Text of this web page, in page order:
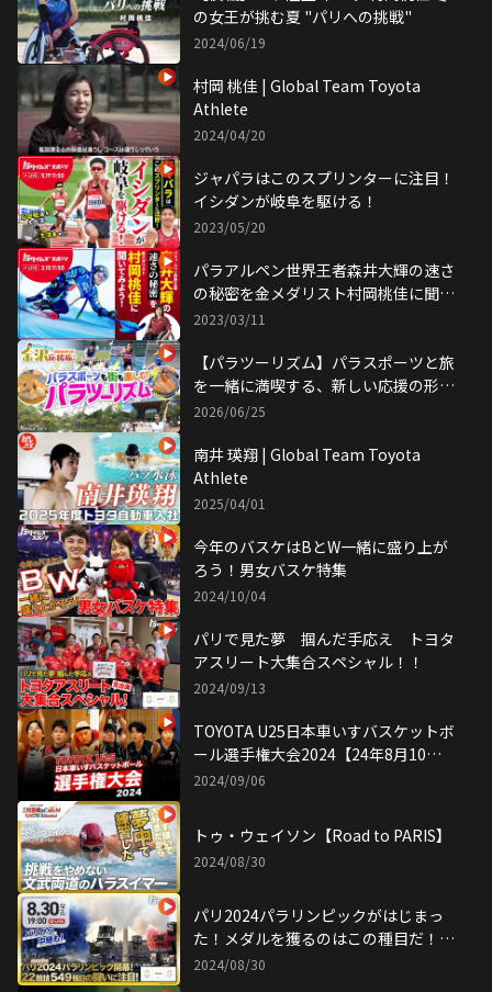
の女王が挑む夏 "パリへの挑戦"
2024/06/19
村岡 桃佳 | Global Team Toyota
Athlete
2024/04/20
ジャパラはこのスプリンターに注目！
イシダンが岐阜を駆ける！
2023/05/20
パラアルペン世界王者森井大輝の速さ
の秘密を金メダリスト村岡桃佳に聞い
てみよう
2023/03/11
【パラツーリズム】パラスポーツと旅
を一緒に満喫する、新しい応援の形を
体験｜トヨタイムズスポーツ
2026/06/25
南井 瑛翔 | Global Team Toyota
Athlete
2025/04/01
今年のバスケはBとW一緒に盛り上が
ろう！男女バスケ特集
2024/10/04
パリで見た夢 掴んだ手応え トヨタ
アスリート大集合スペシャル！！
2024/09/13
TOYOTA U25日本車いすバスケットボ
ール選手権大会2024【24年8月10日･
11日】
2024/09/06
トゥ・ウェイソン【Road to PARIS】
2024/08/30
パリ2024パラリンピックがはじまっ
た！メダルを獲るのはこの種目だ！パ
リから中継も！
2024/08/30